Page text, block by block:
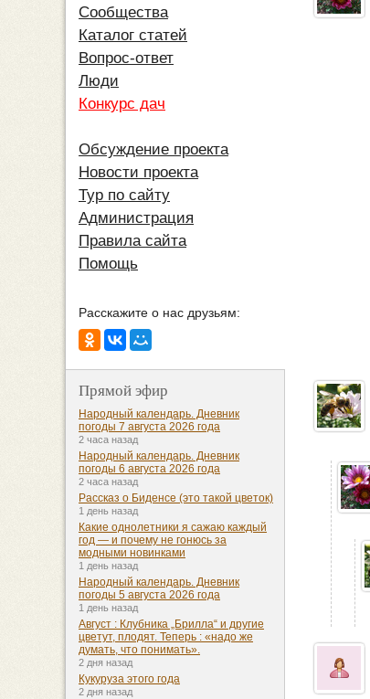
Сообщества
Каталог статей
Вопрос-ответ
Люди
Конкурс дач
Обсуждение проекта
Новости проекта
Тур по сайту
Администрация
Правила сайта
Помощь
Расскажите о нас друзьям:
Прямой эфир
Народный календарь. Дневник
погоды 7 августа 2026 года
2 часа назад
Народный календарь. Дневник
погоды 6 августа 2026 года
2 часа назад
Рассказ о Биденсе (это такой цветок)
1 день назад
Какие однолетники я сажаю каждый
год — и почему не гонюсь за
модными новинками
1 день назад
Народный календарь. Дневник
погоды 5 августа 2026 года
1 день назад
Август : Клубника „Брилла“ и другие
цветут, плодят. Теперь : «надо же
думать, что понимать».
2 дня назад
Кукуруза этого года
2 дня назад